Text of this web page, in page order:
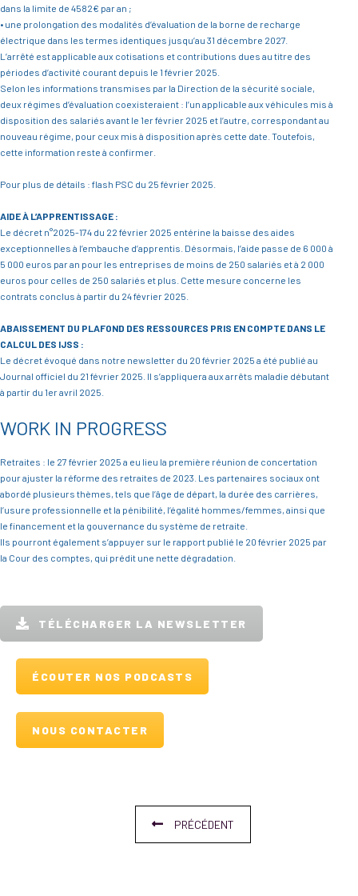
dans la limite de 4582€ par an ;
• une prolongation des modalités d’évaluation de la borne de recharge
électrique dans les termes identiques jusqu’au 31 décembre 2027.
L’arrêté est applicable aux cotisations et contributions dues au titre des
périodes d’activité courant depuis le 1 février 2025.
Selon les informations transmises par la Direction de la sécurité sociale,
deux régimes d’évaluation coexisteraient : l’un applicable aux véhicules mis à
disposition des salariés avant le 1er février 2025 et l’autre, correspondant au
nouveau régime, pour ceux mis à disposition après cette date. Toutefois,
cette information reste à confirmer.
Pour plus de détails : flash PSC du 25 février 2025.
AIDE À L’APPRENTISSAGE :
Le décret n°2025-174 du 22 février 2025 entérine la baisse des aides
exceptionnelles à l’embauche d’apprentis. Désormais, l’aide passe de 6 000 à
5 000 euros par an pour les entreprises de moins de 250 salariés et à 2 000
euros pour celles de 250 salariés et plus. Cette mesure concerne les
contrats conclus à partir du 24 février 2025.
ABAISSEMENT DU PLAFOND DES RESSOURCES PRIS EN COMPTE DANS LE
CALCUL DES IJSS :
Le décret évoqué dans notre newsletter du 20 février 2025 a été publié au
Journal officiel du 21 février 2025. Il s’appliquera aux arrêts maladie débutant
à partir du 1er avril 2025.
WORK IN PROGRESS
Retraites : le 27 février 2025 a eu lieu la première réunion de concertation
pour ajuster la réforme des retraites de 2023. Les partenaires sociaux ont
abordé plusieurs thèmes, tels que l’âge de départ, la durée des carrières,
l’usure professionnelle et la pénibilité, l’égalité hommes/femmes, ainsi que
le financement et la gouvernance du système de retraite.
Ils pourront également s’appuyer sur le rapport publié le 20 février 2025 par
la Cour des comptes, qui prédit une nette dégradation.
TÉLÉCHARGER LA NEWSLETTER
ÉCOUTER NOS PODCASTS
NOUS CONTACTER
PRÉCÉDENT